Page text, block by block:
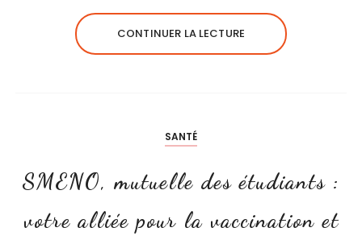
CONTINUER LA LECTURE
SANTÉ
SMENO, mutuelle des étudiants :
votre alliée pour la vaccination et